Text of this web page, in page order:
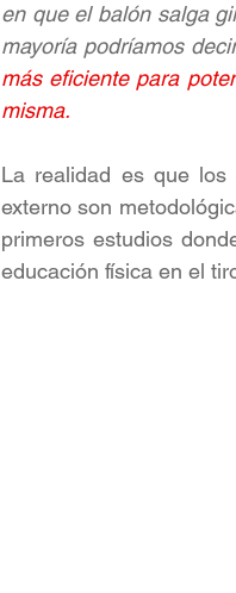
en que el balón salga
mayoría podríamos
más eficiente para
misma.
La realidad es que los
externo son
primeros estudios
educación física en el